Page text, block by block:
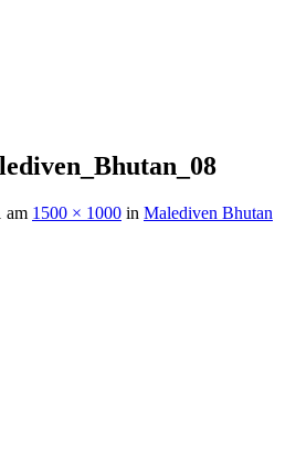
am 1500 × 1000 in Malediven Bhutan